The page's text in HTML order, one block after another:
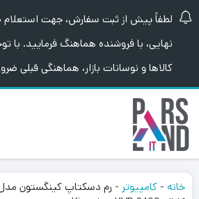
لطفاً پیش از ثبت سفارش، جهت
نهایی، با فروشنده هماهنگ فرمایید. با
کالاها و نوسانات بازار، هماهنگی قبلی
خانه - کامپیوتر -